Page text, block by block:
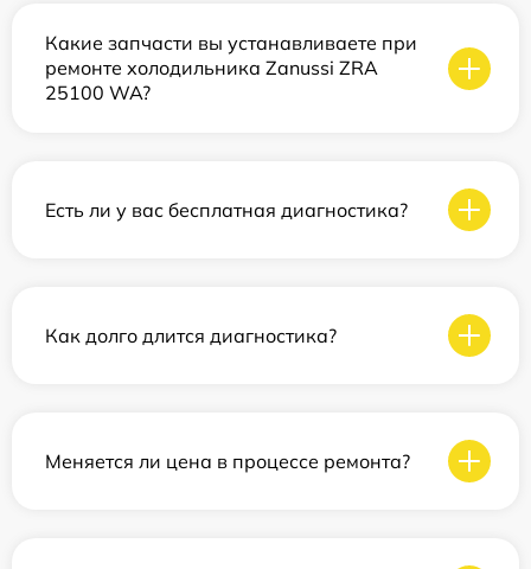
Какие запчасти вы устанавливаете при
ремонте холодильника Zanussi ZRA
25100 WA?
Есть ли у вас бесплатная диагностика?
Как долго длится диагностика?
Меняется ли цена в процессе ремонта?